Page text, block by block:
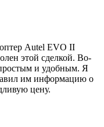
Autel EVO II
этой сделкой. Во-
и удобным. Я
им информацию о
цену.